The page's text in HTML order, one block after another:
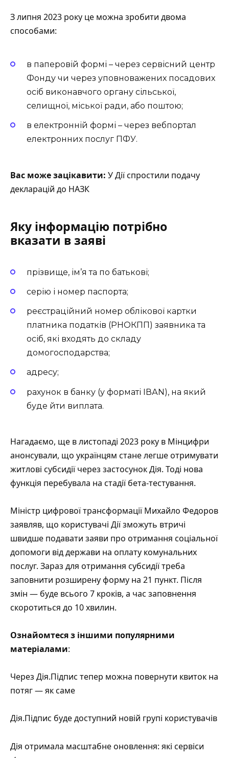
З липня 2023 року це можна зробити двома
способами:
в паперовій формі – через сервісний центр
Фонду чи через уповноважених посадових
осіб виконавчого органу сільської,
селищної, міської ради, або поштою;
в електронній формі – через вебпортал
електронних послуг ПФУ.
Вас може зацікавити: У Дії спростили подачу
декларацій до НАЗК
Яку інформацію потрібно
вказати в заяві
прізвище, ім’я та по батькові;
серію і номер паспорта;
реєстраційний номер облікової картки
платника податків (РНОКПП) заявника та
осіб, які входять до складу
домогосподарства;
адресу;
рахунок в банку (у форматі ІВАN), на який
буде йти виплата.
Нагадаємо, ще в листопаді 2023 року в Мінцифри
анонсували, що українцям стане легше отримувати
житлові субсидії через застосунок Дія. Тоді нова
функція перебувала на стадії бета-тестування.
Міністр цифрової трансформації Михайло Федоров
заявляв, що користувачі Дії зможуть втричі
швидше подавати заяви про отримання соціальної
допомоги від держави на оплату комунальних
послуг. Зараз для отримання субсидії треба
заповнити розширену форму на 21 пункт. Після
змін — буде всього 7 кроків, а час заповнення
скоротиться до 10 хвилин.
Ознайомтеся з іншими популярними
матеріалами:
Через Дія.Підпис тепер можна повернути квиток на
потяг — як саме
Дія.Підпис буде доступний новій групі користувачів
Дія отримала масштабне оновлення: які сервіси